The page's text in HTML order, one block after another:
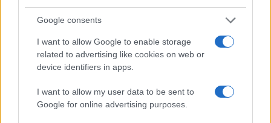
Google consents
I want to allow Google to enable storage
related to advertising like cookies on web or
device identifiers in apps.
I want to allow my user data to be sent to
Google for online advertising purposes.